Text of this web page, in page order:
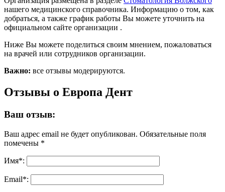
нашего медицинского справочника. Информацию о том, как
добраться, а также график работы Вы можете уточнить на
официальном сайте организации .
Ниже Вы можете поделиться своим мнением, пожаловаться
на врачей или сотрудников организации.
Важно: все отзывы модерируются.
Отзывы о Европа Дент
Ваш отзыв:
Ваш адрес email не будет опубликован. Обязательные поля
помечены *
Имя*:
Email*: